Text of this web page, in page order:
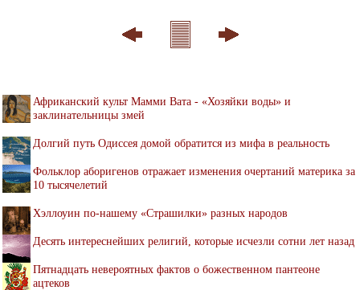
Африканский культ Мамми Вата - «Хозяйки воды» и
заклинательницы змей
Долгий путь Одиссея домой обратится из мифа в реальность
Фольклор аборигенов отражает изменения очертаний материка за
10 тысячелетий
Хэллоуин по-нашему «Страшилки» разных народов
Десять интереснейших религий, которые исчезли сотни лет назад
Пятнадцать невероятных фактов о божественном пантеоне
ацтеков